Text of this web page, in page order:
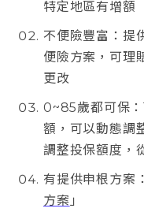
特定地區有增額
不便險豐富：提
便險方案，可理
更改
0~85歲都可保
額，可以動態調
調整投保額度，
有提供申根方案
方案 」